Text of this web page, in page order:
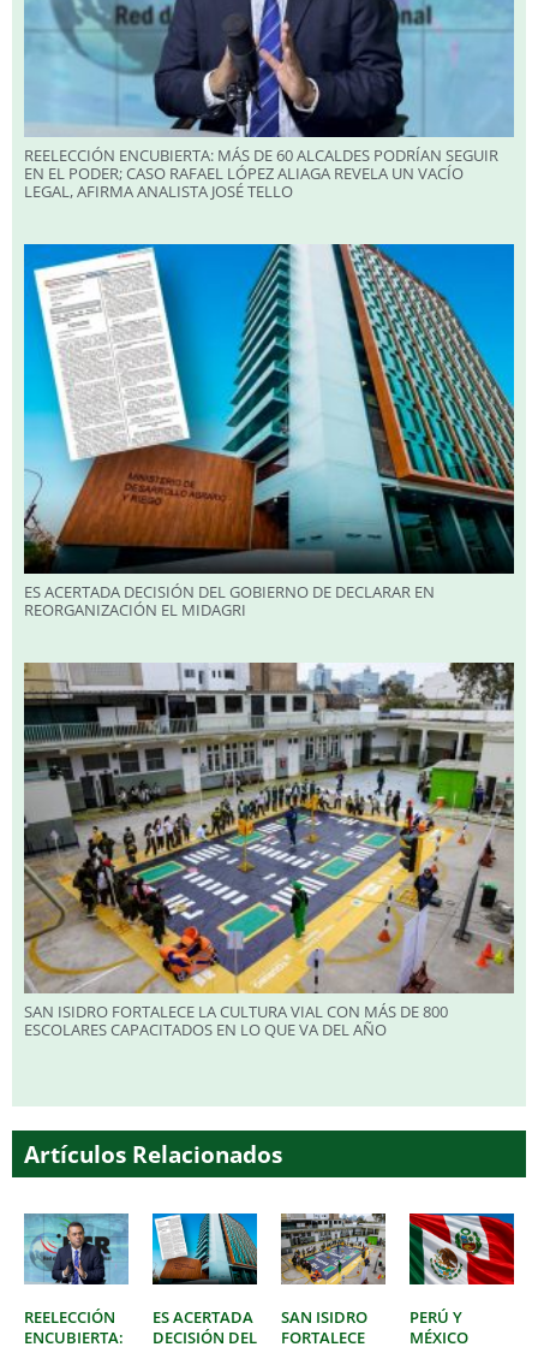
REELECCIÓN ENCUBIERTA: MÁS DE 60 ALCALDES PODRÍAN SEGUIR
EN EL PODER; CASO RAFAEL LÓPEZ ALIAGA REVELA UN VACÍO
LEGAL, AFIRMA ANALISTA JOSÉ TELLO
ES ACERTADA DECISIÓN DEL GOBIERNO DE DECLARAR EN
REORGANIZACIÓN EL MIDAGRI
SAN ISIDRO FORTALECE LA CULTURA VIAL CON MÁS DE 800
ESCOLARES CAPACITADOS EN LO QUE VA DEL AÑO
Artículos Relacionados
REELECCIÓN
ENCUBIERTA:
ES ACERTADA
DECISIÓN DEL
SAN ISIDRO
FORTALECE
PERÚ Y
MÉXICO